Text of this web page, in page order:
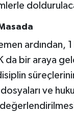
ardından,
da bir araya
süreçlerinin
ve